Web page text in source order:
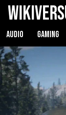
AUDIO GAMING